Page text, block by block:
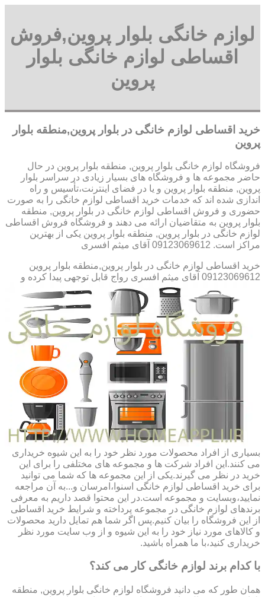
لوازم خانگی بلوار پروین,فروش
اقساطی لوازم خانگی بلوار
پروین
خرید اقساطی لوازم خانگی در بلوار پروین,منطقه بلوار
پروین
فروشگاه لوازم خانگی بلوار پروین, منطقه بلوار پروین در حال
حاضر مجموعه ها و فروشگاه های بسیار زیادی در سراسر بلوار
پروین, منطقه بلوار پروین و یا در فضای اینترنت،تأسیس و راه
اندازی شده اند که خدمات خرید اقساطی لوازم خانگی را به صورت
حضوری و فروش اقساطی لوازم خانگی در بلوار پروین, منطقه
بلوار پروین به متقاضیان ارائه می دهند و فروشگاه فروش اقساطی
لوازم خانگی در بلوار پروین, منطقه بلوار پروین یکی از بهترین
مراکز است. 09123069612 آقای میثم افسری
خرید اقساطی لوازم خانگی در بلوار پروین,منطقه بلوار پروین
09123069612 آقای میثم افسری
رواج قابل توجهی پیدا کرده و
بسیاری از افراد محصولات مورد نظر خود را به این شیوه خریداری
می کنند.این افراد شرکت ها و مجموعه های مختلفی را برای این
خرید در نظر می گیرند.یکی از این مجموعه ها که شما می توانید
برای خرید اقساطی لوازم خانگی اسنوا،امرسان و...به آن مراجعه
نمایید،وبسایت و مجموعه است.در این محتوا قصد داریم به معرفی
برندهای لوازم خانگی در مجموعه پرداخته و شرایط خرید اقساطی
از این فروشگاه را بیان کنیم.پس اگر شما هم تمایل دارید محصولات
و کالاهای مورد نیاز خود را به این شیوه و از وب سایت مورد نظر
خریداری کنید،با ما همراه باشید.
با کدام برند لوازم خانگی کار می کند؟
همان طور که می دانید فروشگاه لوازم خانگی بلوار پروین, منطقه